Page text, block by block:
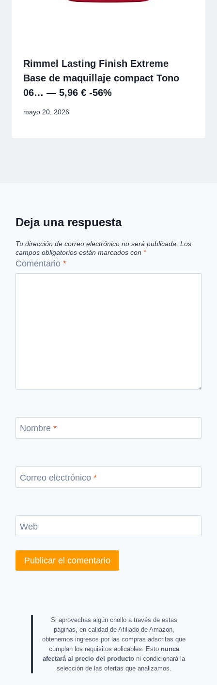
Rimmel Lasting Finish Extreme
Base de maquillaje compact Tono
06… — 5,96 € -56%
mayo 20, 2026
Deja una respuesta
Tu dirección de correo electrónico no será publicada. Los
campos obligatorios están marcados con *
Comentario *
Nombre *
Correo electrónico *
Web
Si aprovechas algún chollo a través de estas
páginas, en calidad de Afiliado de Amazon,
obtenemos ingresos por las compras adscritas que
cumplan los requisitos aplicables. Esto nunca
afectará al precio del producto ni condicionará la
selección de las ofertas que analizamos.